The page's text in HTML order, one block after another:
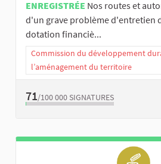
ENREGISTRÉE Nos routes et
d'un grave problème d'entretien
dotation financiè...
Commission du développement
l’aménagement du territoire
71/100 000 SIGNATURES